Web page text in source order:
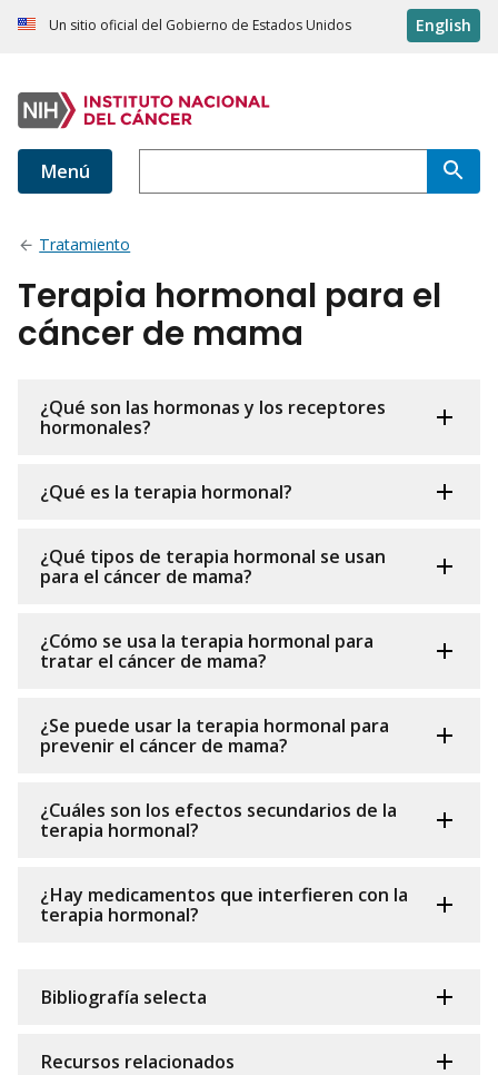
Un sitio oficial del Gobierno de Estados Unidos English
Menú
Tratamiento
Terapia hormonal para el
cáncer de mama
¿Qué son las hormonas y los receptores
hormonales?
¿Qué es la terapia hormonal?
¿Qué tipos de terapia hormonal se usan
para el cáncer de mama?
¿Cómo se usa la terapia hormonal para
tratar el cáncer de mama?
¿Se puede usar la terapia hormonal para
prevenir el cáncer de mama?
¿Cuáles son los efectos secundarios de la
terapia hormonal?
¿Hay medicamentos que interfieren con la
terapia hormonal?
Bibliografía selecta
Recursos relacionados